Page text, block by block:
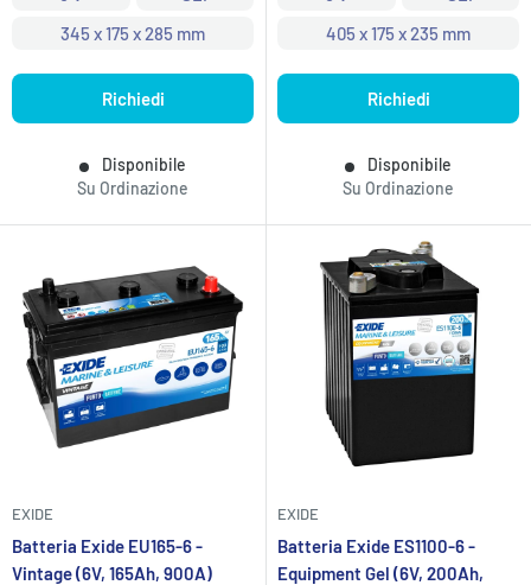
345 x 175 x 285 mm
Richiedi
Disponibile
Su Ordinazione
405 x 175 x 235 mm
Richiedi
Disponibile
Su Ordinazione
EXIDE
Batteria Exide EU165-6 -
Vintage (6V, 165Ah, 900A)
EXIDE
Batteria Exide ES1100-6 -
Equipment Gel (6V, 200Ah,